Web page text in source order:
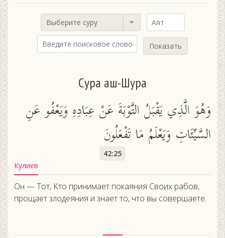
Выберите суру
Показать
Сура аш-Шура
وَهُوَ الَّذِي يَقْبَلُ التَّوْبَةَ عَنْ عِبَادِهِ وَيَعْفُو عَنِ
السَّيِّئَاتِ وَيَعْلَمُ مَا تَفْعَلُونَ
42:25
Кулиев
Он — Тот, Кто принимает покаяния Своих рабов,
прощает злодеяния и знает то, что вы совершаете.